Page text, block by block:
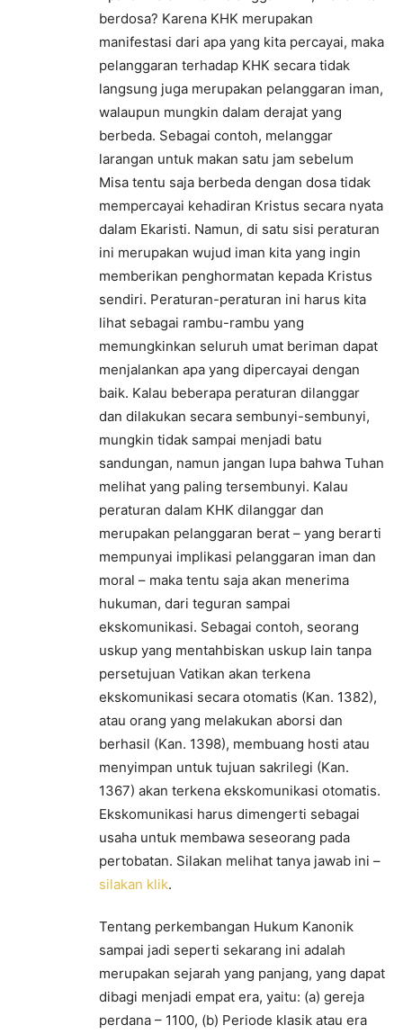
berdosa? Karena KHK merupakan
manifestasi dari apa yang kita percayai, maka
pelanggaran terhadap KHK secara tidak
langsung juga merupakan pelanggaran iman,
walaupun mungkin dalam derajat yang
berbeda. Sebagai contoh, melanggar
larangan untuk makan satu jam sebelum
Misa tentu saja berbeda dengan dosa tidak
mempercayai kehadiran Kristus secara nyata
dalam Ekaristi. Namun, di satu sisi peraturan
ini merupakan wujud iman kita yang ingin
memberikan penghormatan kepada Kristus
sendiri. Peraturan-peraturan ini harus kita
lihat sebagai rambu-rambu yang
memungkinkan seluruh umat beriman dapat
menjalankan apa yang dipercayai dengan
baik. Kalau beberapa peraturan dilanggar
dan dilakukan secara sembunyi-sembunyi,
mungkin tidak sampai menjadi batu
sandungan, namun jangan lupa bahwa Tuhan
melihat yang paling tersembunyi. Kalau
peraturan dalam KHK dilanggar dan
merupakan pelanggaran berat – yang berarti
mempunyai implikasi pelanggaran iman dan
moral – maka tentu saja akan menerima
hukuman, dari teguran sampai
ekskomunikasi. Sebagai contoh, seorang
uskup yang mentahbiskan uskup lain tanpa
persetujuan Vatikan akan terkena
ekskomunikasi secara otomatis (Kan. 1382),
atau orang yang melakukan aborsi dan
berhasil (Kan. 1398), membuang hosti atau
menyimpan untuk tujuan sakrilegi (Kan.
1367) akan terkena ekskomunikasi otomatis.
Ekskomunikasi harus dimengerti sebagai
usaha untuk membawa seseorang pada
pertobatan. Silakan melihat tanya jawab ini –
silakan klik.
Tentang perkembangan Hukum Kanonik
sampai jadi seperti sekarang ini adalah
merupakan sejarah yang panjang, yang dapat
dibagi menjadi empat era, yaitu: (a) gereja
perdana – 1100, (b) Periode klasik atau era